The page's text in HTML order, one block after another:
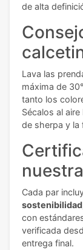
de alta
Lava las
máxima de
tanto los
Sécalos al
de sherpa y la
Cada par
sostenibilidad
con
verificada
entrega final.